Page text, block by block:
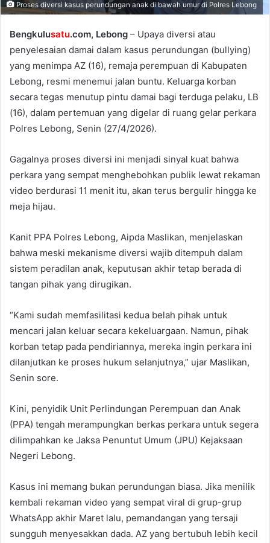
Proses diversi kasus perundungan anak di bawah umur di Polres Lebong
Bengkulusatu.com, Lebong – Upaya diversi atau
penyelesaian damai dalam kasus perundungan (bullying)
yang menimpa AZ (16), remaja perempuan di Kabupaten
Lebong, resmi menemui jalan buntu. Keluarga korban
secara tegas menutup pintu damai bagi terduga pelaku, LB
(16), dalam pertemuan yang digelar di ruang gelar perkara
Polres Lebong, Senin (27/4/2026).
Gagalnya proses diversi ini menjadi sinyal kuat bahwa
perkara yang sempat menghebohkan publik lewat rekaman
video berdurasi 11 menit itu, akan terus bergulir hingga ke
meja hijau.
Kanit PPA Polres Lebong, Aipda Maslikan, menjelaskan
bahwa meski mekanisme diversi wajib ditempuh dalam
sistem peradilan anak, keputusan akhir tetap berada di
tangan pihak yang dirugikan.
“Kami sudah memfasilitasi kedua belah pihak untuk
mencari jalan keluar secara kekeluargaan. Namun, pihak
korban tetap pada pendiriannya, mereka ingin perkara ini
dilanjutkan ke proses hukum selanjutnya,” ujar Maslikan,
Senin sore.
Kini, penyidik Unit Perlindungan Perempuan dan Anak
(PPA) tengah merampungkan berkas perkara untuk segera
dilimpahkan ke Jaksa Penuntut Umum (JPU) Kejaksaan
Negeri Lebong.
Kasus ini memang bukan perundungan biasa. Jika menilik
kembali rekaman video yang sempat viral di grup-grup
WhatsApp akhir Maret lalu, pemandangan yang tersaji
sungguh menyesakkan dada. AZ yang bertubuh lebih kecil